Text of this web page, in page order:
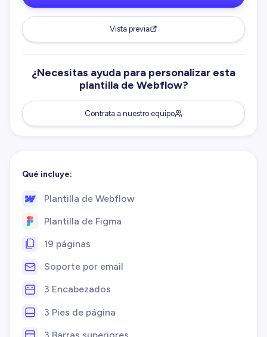
Vista previa
¿Necesitas ayuda para personalizar esta
plantilla de Webflow?
Contrata a nuestro equipo
Qué incluye:
Plantilla de Webflow
Plantilla de Figma
19 páginas
Soporte por email
3 Encabezados
3 Pies de página